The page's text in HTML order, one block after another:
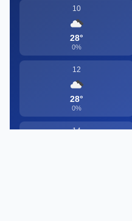
10
28°
0%
12
28°
0%
14